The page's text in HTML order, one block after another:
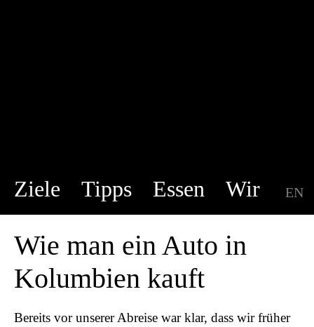
Ziele Tipps Essen Wir EN
Wie man ein Auto in
Kolumbien kauft
Bereits vor unserer Abreise war klar, dass wir früher